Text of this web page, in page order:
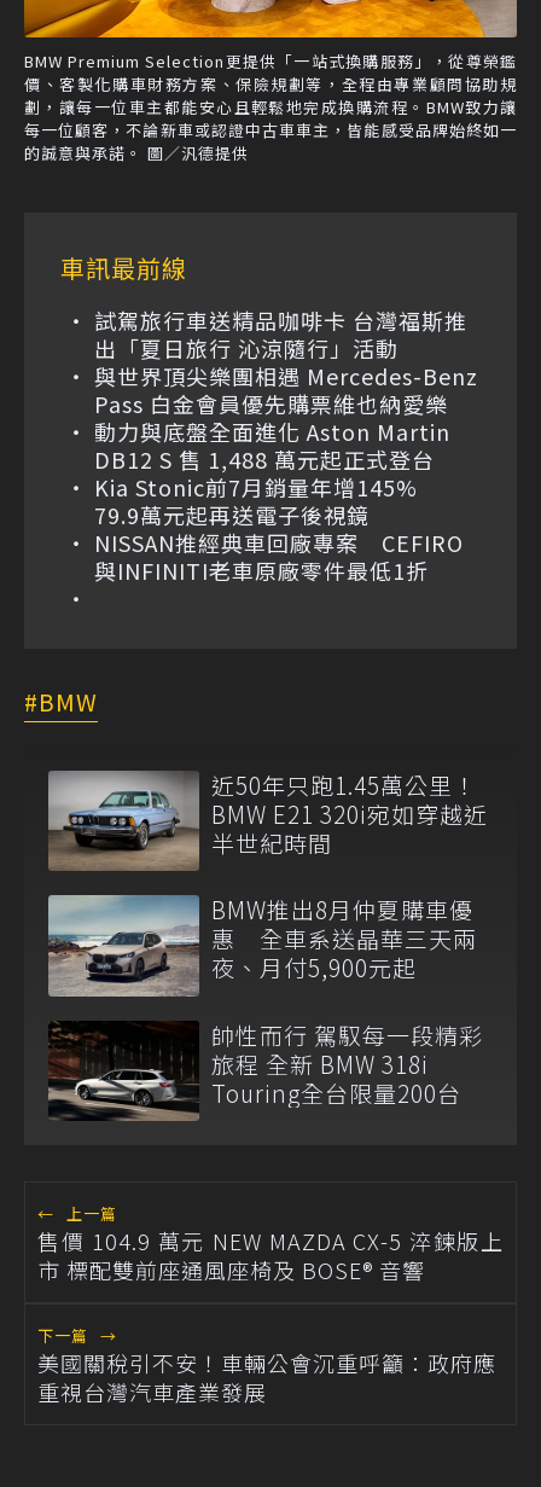
BMW Premium Selection更提供「一站式換購服務」，從尊榮鑑
價、客製化購車財務方案、保險規劃等，全程由專業顧問協助規
劃，讓每一位車主都能安心且輕鬆地完成換購流程。BMW致力讓
每一位顧客，不論新車或認證中古車車主，皆能感受品牌始終如一
的誠意與承諾。 圖／汎德提供
車訊最前線
試駕旅行車送精品咖啡卡 台灣福斯推
出「夏日旅行 沁涼隨行」活動
與世界頂尖樂團相遇 Mercedes-Benz
Pass 白金會員優先購票維也納愛樂
動力與底盤全面進化 Aston Martin
DB12 S 售 1,488 萬元起正式登台
Kia Stonic前7月銷量年增145%
79.9萬元起再送電子後視鏡
NISSAN推經典車回廠專案 CEFIRO
與INFINITI老車原廠零件最低1折
BMW
近50年只跑1.45萬公里！
BMW E21 320i宛如穿越近
半世紀時間
BMW推出8月仲夏購車優
惠 全車系送晶華三天兩
夜、月付5,900元起
帥性而行 駕馭每一段精彩
旅程 全新 BMW 318i
Touring全台限量200台
← 上一篇
售價 104.9 萬元 NEW MAZDA CX-5 淬鍊版上
市 標配雙前座通風座椅及 BOSE® 音響
下一篇 →
美國關稅引不安！車輛公會沉重呼籲：政府應
重視台灣汽車產業發展